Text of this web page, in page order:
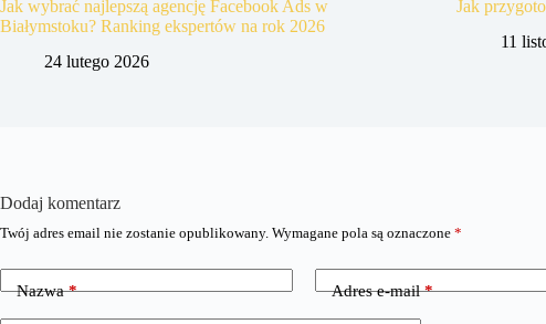
Jak wybrać najlepszą agencję Facebook Ads w
Białymstoku? Ranking ekspertów na rok 2026
24 lutego 2026
Jak
11
Dodaj komentarz
Twój adres email nie zostanie opublikowany. Wymagane pola są oznaczone *
Nazwa* Adres e-mail*